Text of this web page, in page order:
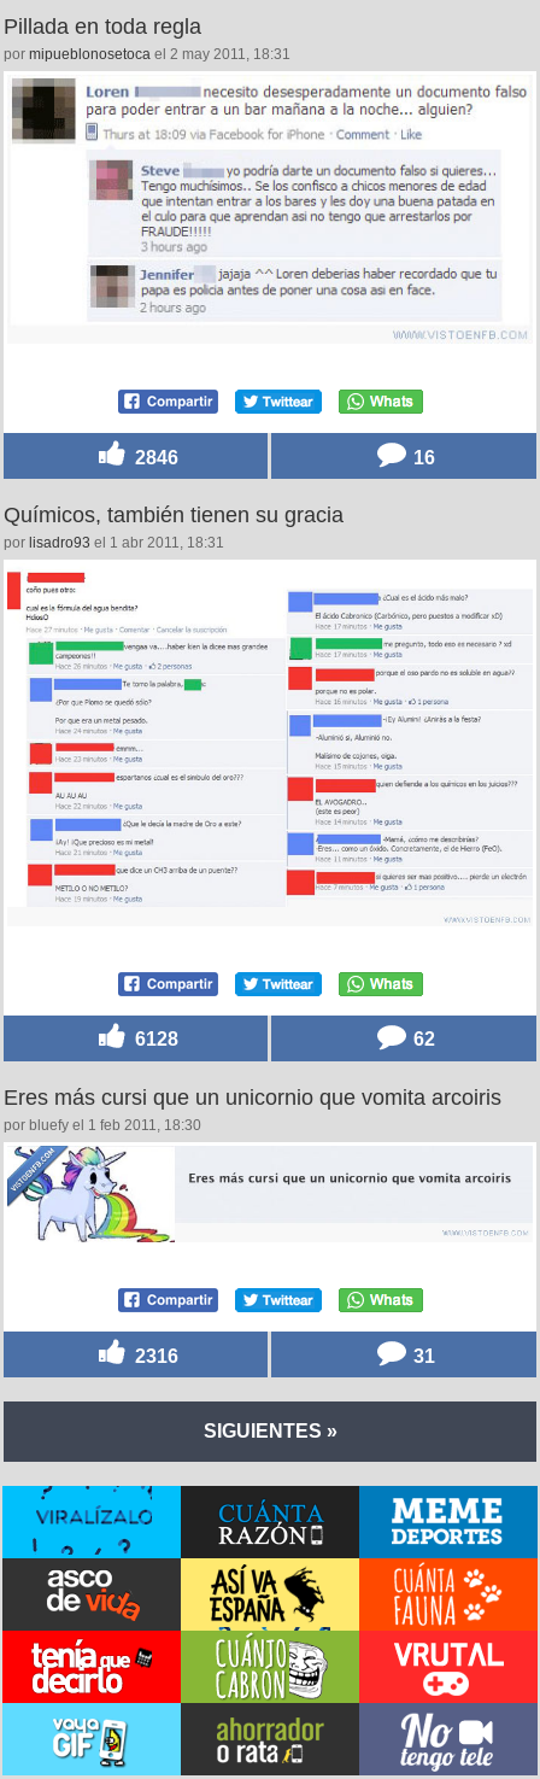
Pillada en toda regla
por mipueblonosetoca el 2 may 2011, 18:31
2846 16
Químicos, también tienen su gracia
por lisadro93 el 1 abr 2011, 18:31
6128 62
Eres más cursi que un unicornio que vomita arcoiris
por bluefy el 1 feb 2011, 18:30
2316 31
SIGUIENTES »